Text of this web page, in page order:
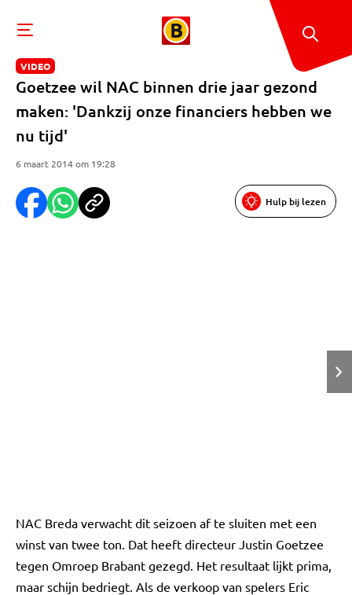
VIDEO
Goetzee wil NAC binnen drie jaar gezond
maken: 'Dankzij onze financiers hebben we
nu tijd'
6 maart 2014 om 19:28
Hulp bij lezen
NAC Breda verwacht dit seizoen af te sluiten met een
winst van twee ton. Dat heeft directeur Justin Goetzee
tegen Omroep Brabant gezegd. Het resultaat lijkt prima,
maar schijn bedriegt. Als de verkoop van spelers Eric